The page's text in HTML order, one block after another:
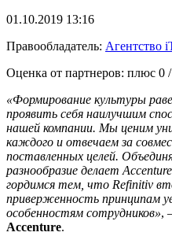
01.10.2019 13:16
Правообладатель: Агентство
Оценка от партнеров: плюс 0
«Формирование культуры
проявить себя наилучшим
нашей компании. Мы ценим
каждого и отвечаем за
поставленных целей.
разнообразие делает
гордимся тем, что Refinitiv
приверженность принципам
особенностям сотрудников»,
Accenture.